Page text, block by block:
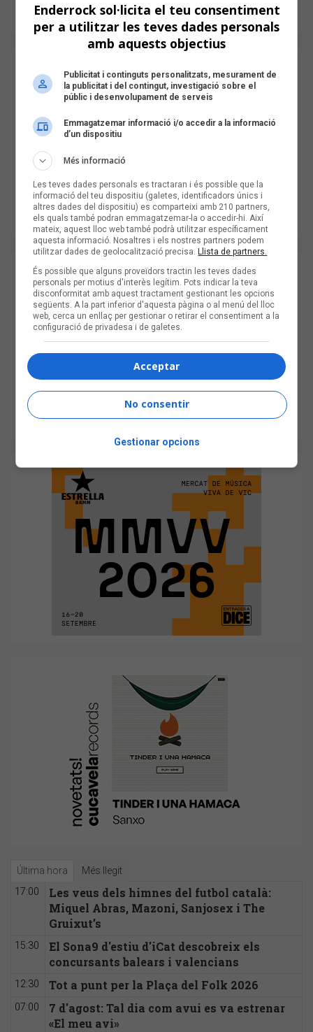
Última hora Més llegit
17:00
Les veus dels himnes del futbol català:
Miquel Abras, Mazoni, Sanjosex i The
Gruixut’s
15:30
El Sona9 d'estiu d'iCat descobreix els
concursants balears i valencians
12:30 Tot a punt per la Plaça del Folk 2026
07:00
7 d'agost: Tal dia com avui es va estrenar
«El meu avi»
Enderrock sol·licita el teu consentiment
per a utilitzar les teves dades personals
amb aquests objectius
Publicitat i continguts personalitzats, mesurament de
la publicitat i del contingut, investigació sobre el
públic i desenvolupament de serveis
Emmagatzemar informació i/o accedir a la informació
d’un dispositiu
Més informació
Les teves dades personals es tractaran i és possible que la
informació del teu dispositiu (galetes, identificadors únics i
altres dades del dispositiu) es comparteixi amb 210 partners,
els quals també podran emmagatzemar-la o accedir-hi. Així
mateix, aquest lloc web també podrà utilitzar específicament
aquesta informació. Nosaltres i els nostres partners podem
utilitzar dades de geolocalització precisa.Llista de partners.
És possible que alguns proveïdors tractin les teves dades
personals per motius d'interès legítim. Pots indicar la teva
disconformitat amb aquest tractament gestionant les opcions
següents. A la part inferior d'aquesta pàgina o al menú del lloc
web, cerca un enllaç per gestionar o retirar el consentiment a la
configuració de privadesa i de galetes.
Acceptar
No consentir
Gestionar opcions